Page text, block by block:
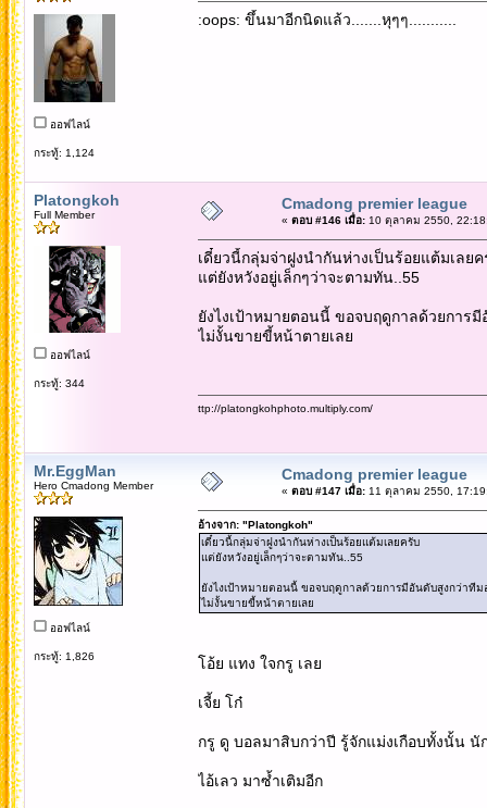
ออฟไลน์
กระทู้: 1,124
:oops: ขึ้นมาอีกนิดแล้ว.......หุๆๆ...........
Platongkoh
Full Member
ออฟไลน์
กระทู้: 344
Cmadong premier league
« ตอบ #146 เมื่อ:10 ตุลาคม 2550,
เดี๋ยวนี้กลุ่มจ่าฝูงนำกันห่างเป็นร้อยแต้มเลยค
แต่ยังหวังอยู่เล็กๆว่าจะตามทัน..55
ยังไงเป้าหมายตอนนี้ ขอจบฤดูกาลด้วยการ
ไม่งั้นขายขี้หน้าตายเลย
ttp://platongkohphoto.multiply.com/
Mr.EggMan
Hero Cmadong Member
ออฟไลน์
กระทู้: 1,826
Cmadong premier league
« ตอบ #147 เมื่อ:11 ตุลาคม 2550,
อ้างจาก: "Platongkoh"
เดี๋ยวนี้กลุ่มจ่าฝูงนำกันห่างเป็นร้อยแต้มเลยครับ
แต่ยังหวังอยู่เล็กๆว่าจะตามทัน..55
ยังไงเป้าหมายตอนนี้ ขอจบฤดูกาลด้วยการมีอันดับสูงกว่าที
ไม่งั้นขายขี้หน้าตายเลย
โอ้ย แทง ใจกรู เลย
เจี้ย โก๋
กรู ดู บอลมาสิบกว่าปี รู้จักแม่งเกือบทั้งนั้น นั
ไอ้เลว มาซ้ำเติมอีก